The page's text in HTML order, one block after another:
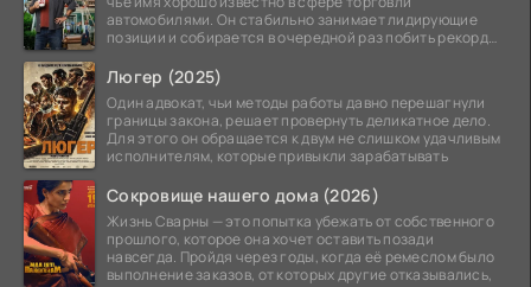
автомобилями. Он стабильно занимает лидирующие
позиции и собирается в очередной раз побить рекорд
Люгер (2025)
Один адвокат, чьи методы работы давно перешагнули
границы закона, решает провернуть деликатное дело.
Для этого он обращается к двум не слишком удачливым
исполнителям, которые привыкли зарабатывать
Сокровище нашего дома (2026)
Жизнь Сварны — это попытка убежать от собственного
прошлого, которое она хочет оставить позади
навсегда. Пройдя через годы, когда её ремеслом было
выполнение заказов, от которых другие отказывались,